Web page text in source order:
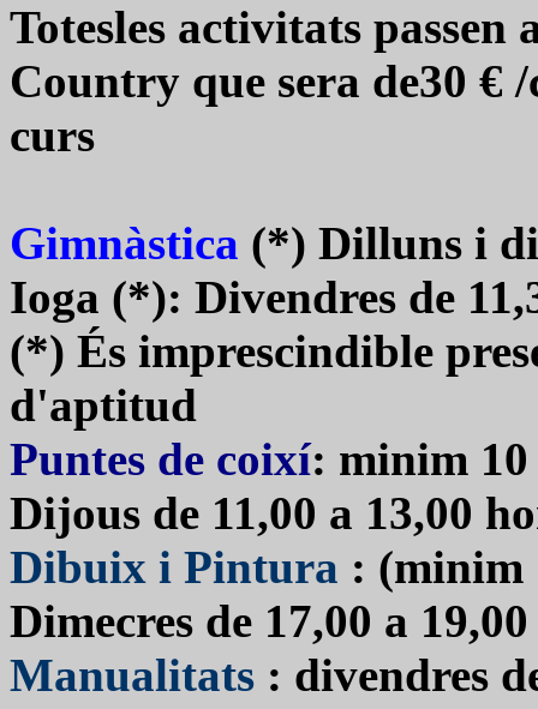
Totesles activitats passen
Country que sera de30 €
curs
Gimnàstica (*) Dilluns i
Ioga (*): Divendres de
(*) És imprescindible
d'aptitud
Puntes de coixí: minim 10
Dijous de 11,00 a 13,00
Dibuix i Pintura : (minim
Dimecres de 17,00 a
Manualitats : divendres